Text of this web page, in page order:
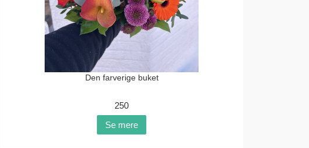
Den farverige buket
250
Se mere